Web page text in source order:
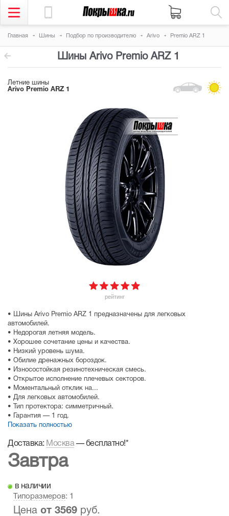
Главная Шины Подбор по производителю Arivo Premio ARZ 1
Шины Arivo Premio ARZ 1
Летние шины
Arivo Premio ARZ 1
рейтинг
• Шины Arivo Premio ARZ 1 предназначены для легковых
автомобилей.
• Недорогая летняя модель.
• Хорошее сочетание цены и качества.
• Низкий уровень шума.
• Обилие дренажных бороздок.
• Износостойкая резинотехническая смесь.
• Открытое исполнение плечевых секторов.
• Моментальный отклик на...
• Для легковых автомобилей.
• Тип протектора: симметричный.
• Гарантия — 1 год.
Показать полностью
Доставка: Москва— бесплатно!*
Завтра
в наличии
Типоразмеров: 1
Цена от 3569 руб.